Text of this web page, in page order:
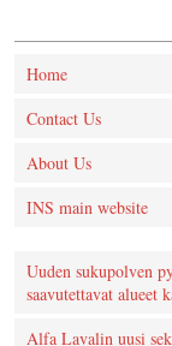
Home
Contact Us
About Us
INS main website
Uuden sukupolven
saavutettavat alueet
Alfa Lavalin uusi